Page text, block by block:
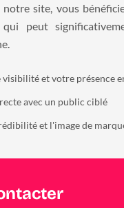
site, vous
qui peut
visibilité et votre présence
avec un public ciblé
et l'image de